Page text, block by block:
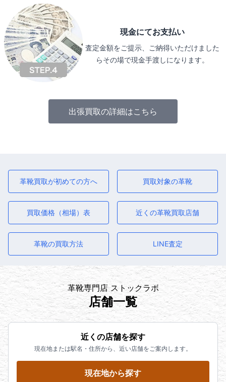
現金にてお支払い
査定金額をご提示、ご納得いただけました
らその場で現金手渡しになります。
出張買取の詳細はこちら
革靴買取が初めての方へ 買取対象の革靴
買取価格（相場）表 近くの革靴買取店舗
革靴の買取方法 LINE査定
革靴専門店 ストックラボ
店舗一覧
近くの店舗を探す
現在地または駅名・住所から、近い店舗をご案内します。
現在地から探す